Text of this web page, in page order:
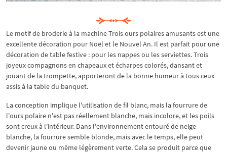
Le motif de broderie à la machine Trois ours polaires amusants est une
excellente décoration pour Noël et le Nouvel An. Il est parfait pour une
décoration de table festive : pour les nappes ou les serviettes. Trois
joyeux compagnons en chapeaux et écharpes colorés, dansant et
jouant de la trompette, apporteront de la bonne humeur à tous ceux
assis à la table du banquet.
La conception implique l'utilisation de fil blanc, mais la fourrure de
l'ours polaire n'est pas réellement blanche, mais incolore, et les poils
sont creux à l'intérieur. Dans l'environnement entouré de neige
blanche, la fourrure semble blonde, mais avec le temps, elle peut
devenir jaune ou même légèrement verte. Cela se produit parce que